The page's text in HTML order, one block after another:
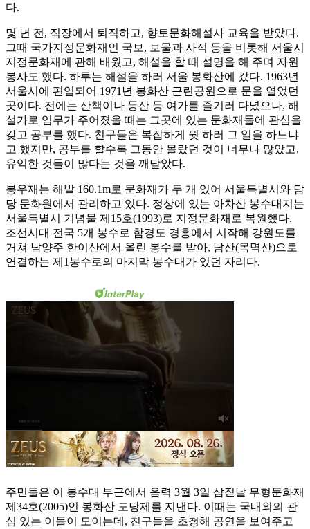
다.
몇 년 전, 직장에서 퇴직하고, 향토문화해설사 교육을 받았다.
그때 국가지정문화재인 국보, 보물과 사적 등을 비롯해 서울시
지정문화재에 관해 배웠고, 해설을 할 때 설명을 해 주며 자원
봉사도 했다. 하루는 해설을 하러 서울 봉화산에 갔다. 1963년
서울시에 편입되어 1971년 봉화산 근린공원으로 문을 열었던
곳이다. 전에는 산책이나 등산 등 여가를 즐기러 다녔으나, 해
설가로 임무가 주어졌을 때는 그곳에 있는 문화재들에 관심을
갖고 공부를 했다. 친구들은 복잡하게 뭣 하러 그 일을 하느냐
고 했지만, 공부를 할수록 그동안 몰랐던 것이 너무나 많았고,
유익한 것들이 많다는 것을 깨달았다.
봉우재는 해발 160.1m로 문화재가 두 개 있어 서울특별시와 담
당 문화원에서 관리하고 있다. 정상에 있는 아차산 봉수대지는
서울특별시 기념물 제15호(1993)로 지정문화재로 복원했다.
조선시대 전국 5개 봉수로 함경도 경흥에서 시작해 강원도를
거쳐 남양주 한이산에서 올린 봉수를 받아, 남산(목멱산)으로
연결하는 제1봉수로의 마지막 봉수대가 있던 자리다.
주민들은 이 봉수대 부근에서 음력 3월 3일 삼짇날 무형문화재
제34호(2005)인 봉화산 도당제를 지낸다. 이때는 국내외의 관
심 있는 이들이 모이는데, 친구들을 초청해 공연을 보여주고